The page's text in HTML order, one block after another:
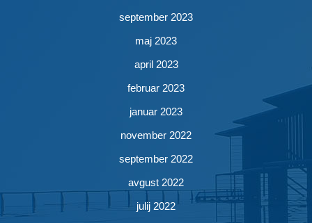
september 2023
maj 2023
april 2023
februar 2023
januar 2023
november 2022
september 2022
avgust 2022
julij 2022